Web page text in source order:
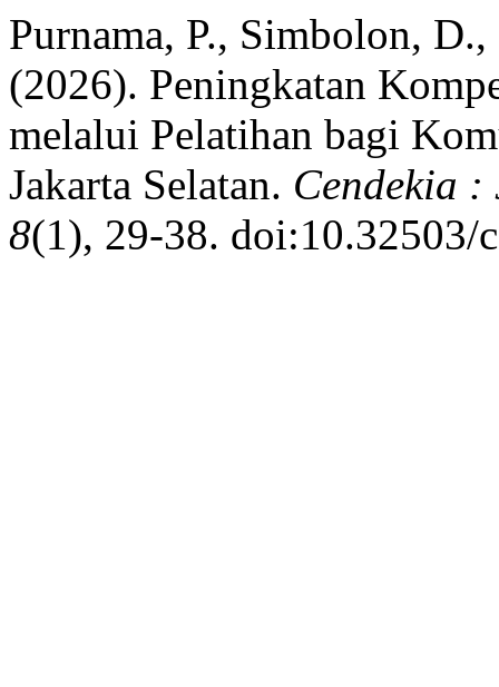
Purnama, P., Simbolon,
(2026). Peningkatan
melalui Pelatihan bagi
Jakarta Selatan. Cendekia
8(1), 29-38. doi:10.32503/